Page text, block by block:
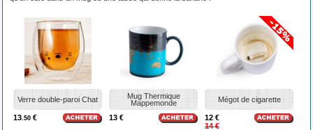
Verre double-paroi Chat
13.50 €
Mug Thermique
Mappemonde
13 €
Mégot de cigarette
12 €
14 €